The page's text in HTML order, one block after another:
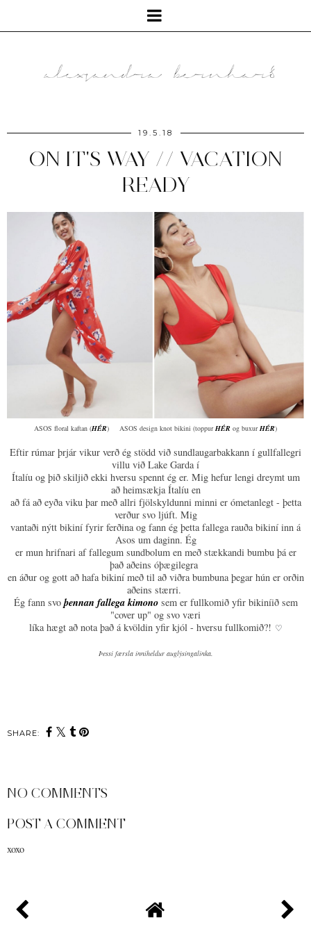
19.5.18
ON IT'S WAY // VACATION
READY
ASOS floral kaftan (HÉR) ASOS design knot bikini (toppurHÉR og buxurHÉR)
Eftir rúmar þrjár vikur verð ég stödd við sundlaugarbakkann í gullfallegri
villu við Lake Garda í
Ítalíu og þið skiljið ekki hversu spennt ég er. Mig hefur lengi dreymt um
að heimsækja Ítalíu en
að fá að eyða viku þar með allri fjölskyldunni minni er ómetanlegt - þetta
verður svo ljúft. Mig
vantaði nýtt bikiní fyrir ferðina og fann ég þetta fallega rauða bikiní inn á
Asos um daginn. Ég
er mun hrifnari af fallegum sundbolum en með stækkandi bumbu þá er
það aðeins óþægilegra
en áður og gott að hafa bikiní með til að viðra bumbuna þegar hún er orðin
aðeins stærri.
Ég fann svoþennan fallega kimonosem er fullkomið yfir bikiníið sem
"cover up" og svo væri
líka hægt að nota það á kvöldin yfir kjól - hversu fullkomið?! ♡
Þessi færsla inniheldur auglýsingalinka.
SHARE:
NO COMMENTS
POST A COMMENT
xoxo